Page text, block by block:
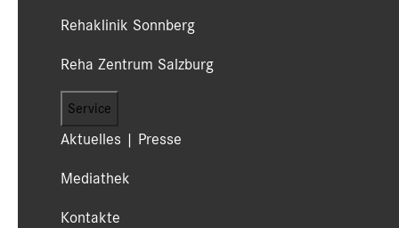
Rehaklinik Sonnberg
Reha Zentrum Salzburg
Service
Aktuelles | Presse
Mediathek
Kontakte